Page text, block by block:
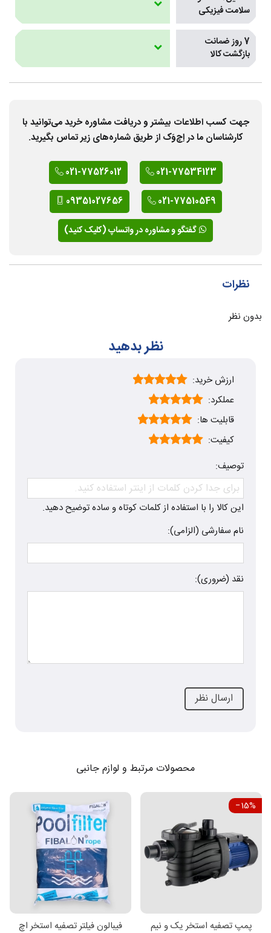
سلامت فیزیکی
7 روز ضمانت
بازگشت کالا
جهت کسب اطلاعات بیشتر و دریافت مشاوره خرید می‌توانید با
کارشناسان ما در اِچ‌وَک از طریق شماره‌های زیر تماس بگیرید.
021-77534123
021-77526012
021-77510549
09351027656
گفتگو و مشاوره در واتساپ (کلیک کنید)
نظرات
بدون نظر
نظر بدهید
ارزش خرید:
عملکرد:
قابلیت ها:
کیفیت:
توصیف:
این کالا را با استفاده از کلمات کوتاه و ساده توضیح دهید.
نام سفارشی (الزامی):
نقد (ضروری):
محصولات مرتبط و لوازم جانبی
‎−15%
پمپ تصفیه استخر یک و نیم
فیبالون فیلتر تصفیه استخر اچ